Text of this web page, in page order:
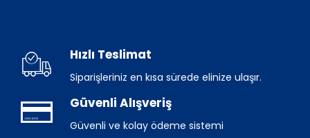
Hızlı Teslimat
Siparişleriniz en kısa sürede elinize ulaşır.
Güvenli Alışveriş
Güvenli ve kolay ödeme sistemi